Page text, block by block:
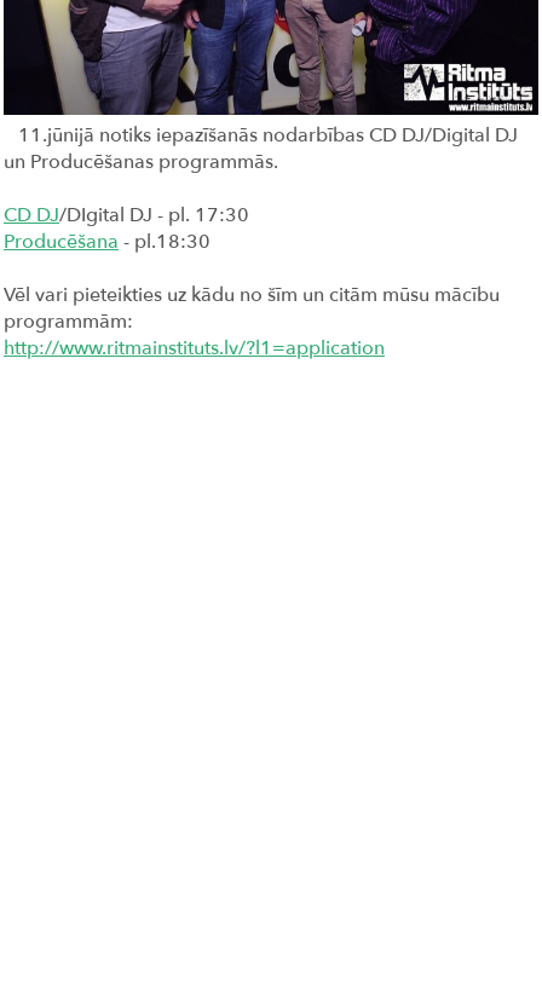
11.jūnijā notiks iepazīšanās nodarbības CD DJ/Digital DJ
un Producēšanas programmās.
CD DJ/DIgital DJ - pl. 17:30
Producēšana - pl.18:30
Vēl vari pieteikties uz kādu no šīm un citām mūsu mācību
programmām:
http://www.ritmainstituts.lv/?l1=application